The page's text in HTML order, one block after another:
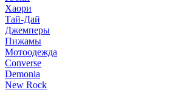
Хаори
Тай-Дай
Джемперы
Пижамы
Мотоодежда
Converse
Demonia
New Rock